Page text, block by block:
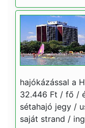
hajókázással a
32.446 Ft / fő /
sétahajó jegy /
saját strand /